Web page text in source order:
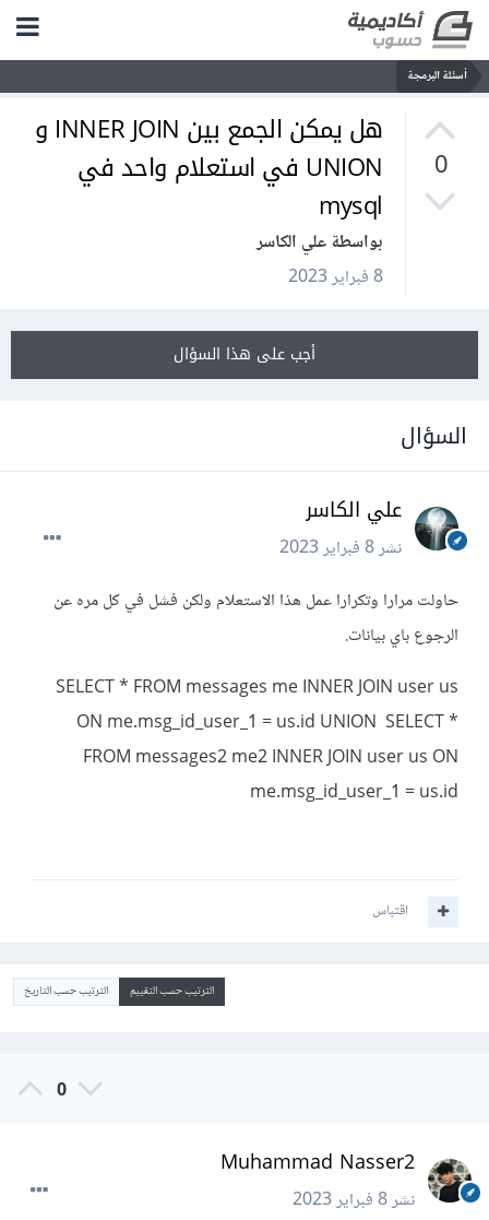
أسئلة البرمجة
0
هل يمكن الجمع بين INNER JOIN و
UNION في استعلام واحد في
mysql
بواسطة علي الكاسر
8 فبراير 2023
أجب على هذا السؤال
السؤال
علي الكاسر
نشر8 فبراير 2023
حاولت مرارا وتكرارا عمل هذا الاستعلام ولكن فشل في كل مره عن
الرجوع باي بيانات.
SELECT * FROM messages me INNER JOIN user us
ON me.msg_id_user_1 = us.id UNION SELECT *
FROM messages2 me2 INNER JOIN user us ON
me.msg_id_user_1 = us.id
اقتباس
الترتيب حسب التقييم الترتيب حسب التاريخ
0
Muhammad Nasser2
نشر8 فبراير 2023